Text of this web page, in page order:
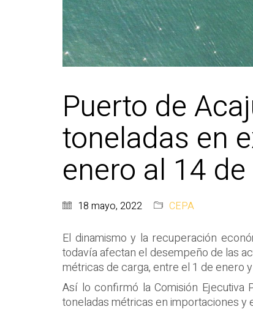
Puerto de
toneladas en
enero al 14
18 mayo, 2022 CEPA
El dinamismo y la recuperación
todavía afectan el desempeño de las
métricas de carga, entre el 1 de enero
Así lo confirmó la Comisión Ejecutiva
toneladas métricas en importaciones y